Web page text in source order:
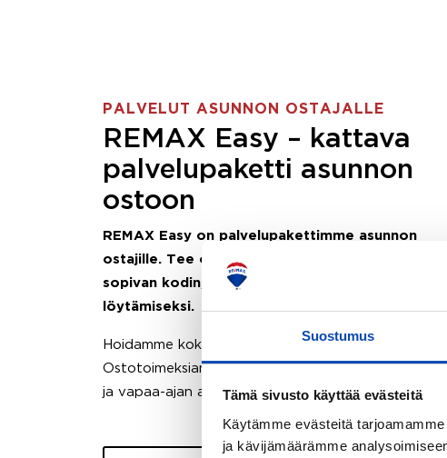
Suostumus
Tämä sivusto käyttää evästeitä
Käytämme evästeitä
ja kävijämäärämme
PALVELUT ASUNNON OSTAJALLE
REMAX Easy – kattava
palvelupaketti asunnon
ostoon
REMAX Easy on palvelupakettimme asunnon
ostajille. Tee ostotoimeksianto ja etsimme juuri
sopivan kodin, eikä sinun tarvitse nähdä vaivaa
löytämiseksi.
Hoidamme koko ostoprosessin puolestasi.
Ostotoimeksiantopalvelumme sopii myös
ja vapaa-ajan asuntojen ostoon.